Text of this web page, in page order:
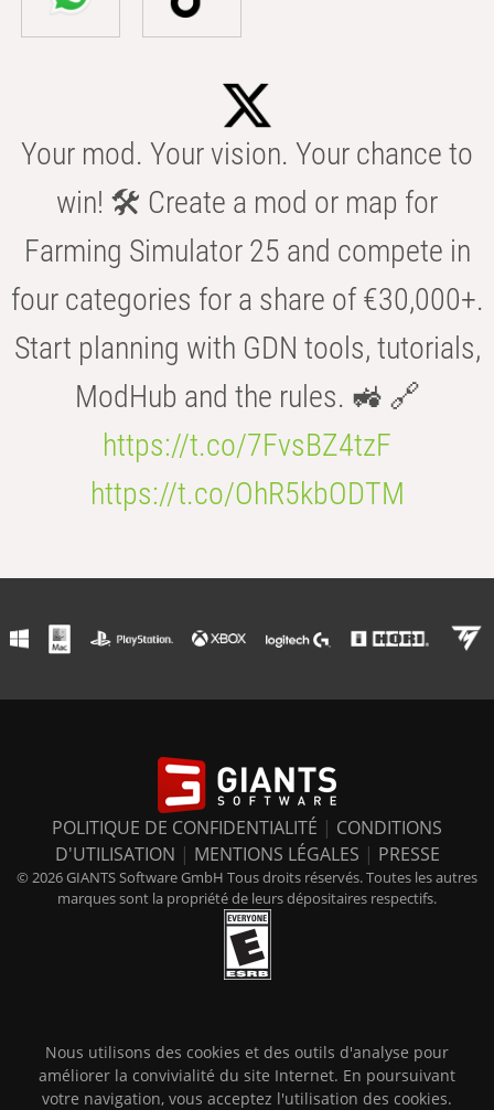
Your mod. Your vision. Your chance to
win! 🛠️ Create a mod or map for
Farming Simulator 25 and compete in
four categories for a share of €30,000+.
Start planning with GDN tools, tutorials,
ModHub and the rules. 🚜 🔗
https://t.co/7FvsBZ4tzF
https://t.co/OhR5kbODTM
POLITIQUE DE CONFIDENTIALITÉ | CONDITIONS
D'UTILISATION | MENTIONS LÉGALES | PRESSE
© 2026 GIANTS Software GmbH Tous droits réservés. Toutes les autres
marques sont la propriété de leurs dépositaires respectifs.
Nous utilisons des cookies et des outils d'analyse pour
améliorer la convivialité du site Internet. En poursuivant
votre navigation, vous acceptez l'utilisation des cookies.